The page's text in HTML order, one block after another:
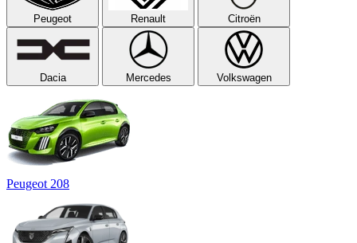
Peugeot Renault Citroën
Dacia Mercedes Volkswagen
Peugeot 208